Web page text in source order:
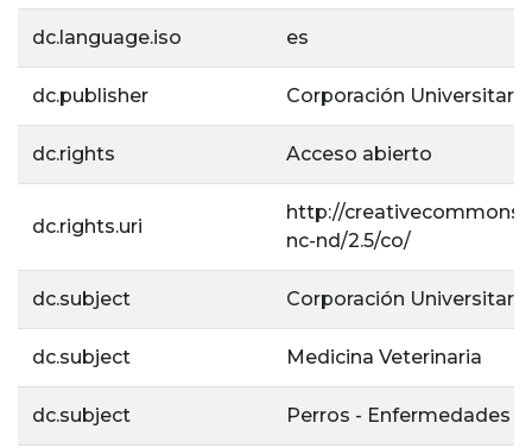
dc.language.iso es
dc.publisher Corporación
dc.rights Acceso abierto
dc.rights.uri
http://
nc-nd/2.5/co/
dc.subject Corporación
dc.subject Medicina Veterinaria
dc.subject Perros - Enfermedades